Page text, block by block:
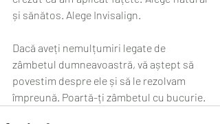
și sănătos. Alege Invisalign.
Dacă aveți nemulțumiri legate de
zâmbetul dumneavoastră, vă aștept să
povestim despre ele și să le rezolvam
împreună. Poartă-ți zâmbetul cu bucurie.